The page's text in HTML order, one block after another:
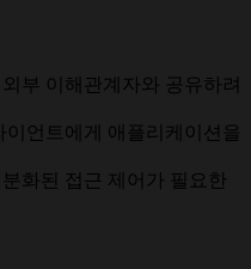
부 이해관계자와 공유하려
언트에게 애플리케이션을
화된 접근 제어가 필요한